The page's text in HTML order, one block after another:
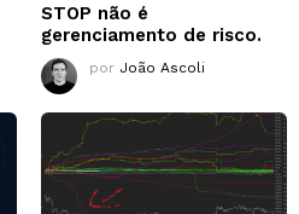
STOP não é
gerenciamento de risco.
por João Ascoli